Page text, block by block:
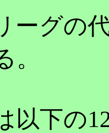
グの
以下の